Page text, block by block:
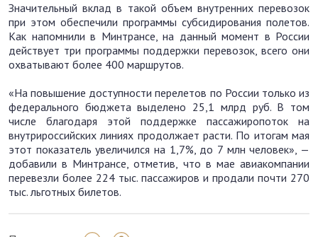
Значительный вклад в такой объем внутренних перевозок
при этом обеспечили программы субсидирования полетов.
Как напомнили в Минтрансе, на данный момент в России
действует три программы поддержки перевозок, всего они
охватывают более 400 маршрутов.
«На повышение доступности перелетов по России только из
федерального бюджета выделено 25,1 млрд руб. В том
числе благодаря этой поддержке пассажиропоток на
внутрироссийских линиях продолжает расти. По итогам мая
этот показатель увеличился на 1,7%, до 7 млн человек», —
добавили в Минтрансе, отметив, что в мае авиакомпании
перевезли более 224 тыс. пассажиров и продали почти 270
тыс. льготных билетов.